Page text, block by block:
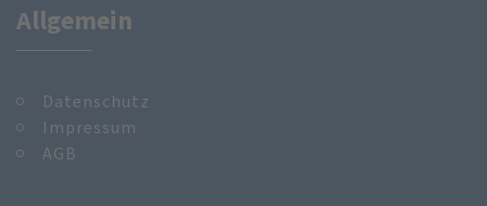
Allgemein
Datenschutz
Impressum
AGB